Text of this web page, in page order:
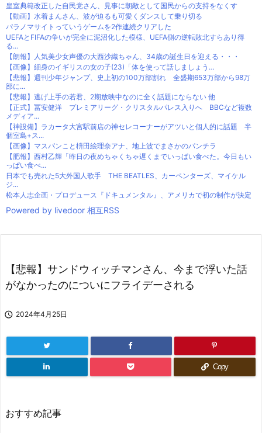
皇室典範改正した自民党さん、見事に朝敵として国民からの支持をなくす
【動画】水着まんさん、波が迫るも可愛くダンスして乗り切る
パラノマサイトっていうゲームを2作連続クリアした
UEFAとFIFAの争いが完全に泥沼化した模様、UEFA側の逆転敗北すらあり得
る...
【朗報】人気美少女声優の大西沙織ちゃん、34歳の誕生日を迎える・・・
【画像】細身のイギリスの女の子(23)「体を使って話しましょう…
【悲報】週刊少年ジャンプ、史上初の100万部割れ 全盛期653万部から98万
部に...
【悲報】逃げ上手の若君、2期放映中なのに全く話題にならない 他
【正式】冨安健洋 プレミアリーグ・クリスタルパレス入りへ BBCなど複数
メディア...
【神設備】ラカータ大宮駅前店の神セレコーナーがアツいと個人的に話題 半
個室島+ス...
【画像】マスパンこと枡田絵理奈アナ、地上波でまさかのパンチラ
【肥報】西村乙輝「昨日の夜めちゃくちゃ遅くまでいっぱい食べた。今日もい
っぱい食べ...
日本でも売れた5大外国人歌手 THE BEATLES、カーペンターズ、マイケル
ジ...
松本人志企画・プロデュース『ドキュメンタル』、アメリカで初の制作が決定
Powered by livedoor 相互RSS
【悲報】サンドウィッチマンさん、今まで浮いた話
がなかったのについにフライデーされる
 2024年4月25日
Copy
おすすめ記事